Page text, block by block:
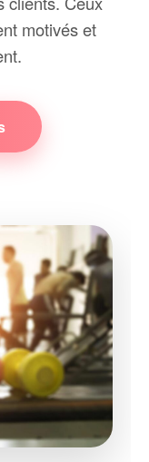
motivés et